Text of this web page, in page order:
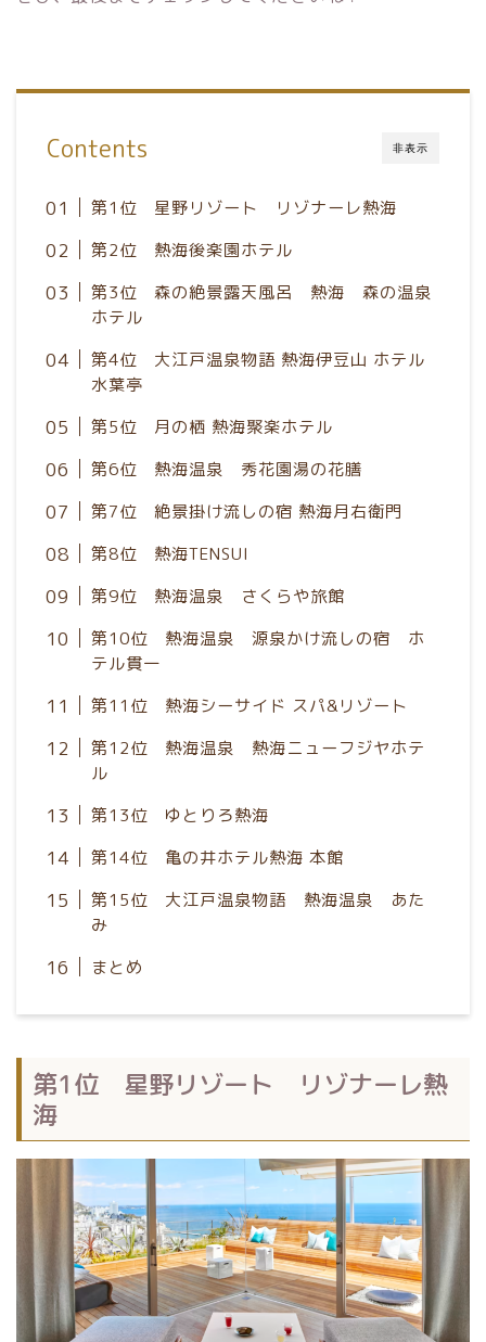
非表示
Contents
第1位 星野リゾート リゾナーレ熱海
第2位 熱海後楽園ホテル
第3位 森の絶景露天風呂 熱海 森の温泉
ホテル
第4位 大江戸温泉物語 熱海伊豆山 ホテル
水葉亭
第5位 月の栖 熱海聚楽ホテル
第6位 熱海温泉 秀花園湯の花膳
第7位 絶景掛け流しの宿 熱海月右衛門
第8位 熱海TENSUI
第9位 熱海温泉 さくらや旅館
第10位 熱海温泉 源泉かけ流しの宿 ホ
テル貫一
第11位 熱海シーサイド スパ&リゾート
第12位 熱海温泉 熱海ニューフジヤホテ
ル
第13位 ゆとりろ熱海
第14位 亀の井ホテル熱海 本館
第15位 大江戸温泉物語 熱海温泉 あた
み
まとめ
第1位 星野リゾート リゾナーレ熱
海